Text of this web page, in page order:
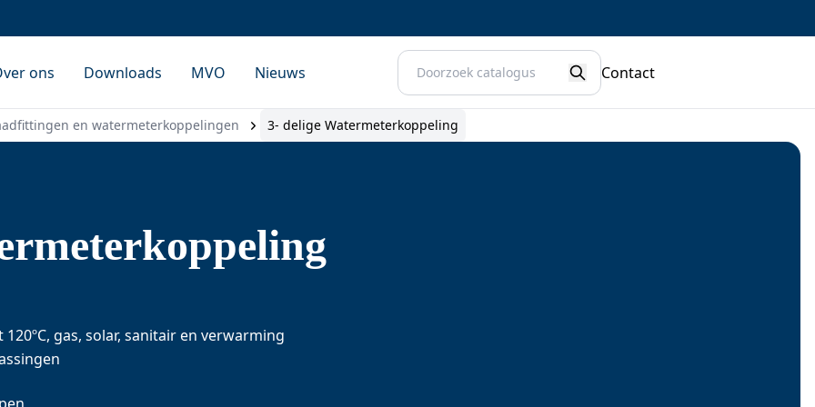
ons Downloads MVO Nieuws
Zoeken
Zoeken
Contact
en watermeterkoppelingen 3- delige Watermeterkoppeling
gas, solar, sanitair en verwarming